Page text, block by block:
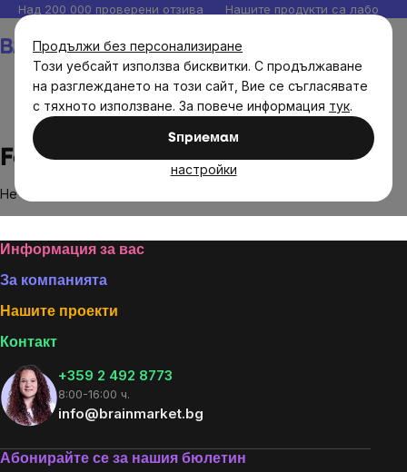
Продължи без персонализиране
Този уебсайт използва бисквитки. С продължаване
на разглеждането на този сайт, Вие се съгласявате
с тяхното използване. За повече информация тук.
Sпpиeмaм
настройки
Прескочи
към
съдържанието
Над 200 000 проверени отзива Нашите продукти са
Fontána
Не са намерени стоки на марката
Footer
Информация за вас
За компанията
Нашите проекти
Контакт
+359 2 492 8773
8:00-16:00 ч.
info@brainmarket.bg
Абонирайте се за нашия бюлетин